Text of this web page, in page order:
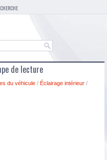
de lecture
du véhicule / Éclairage intérieur /